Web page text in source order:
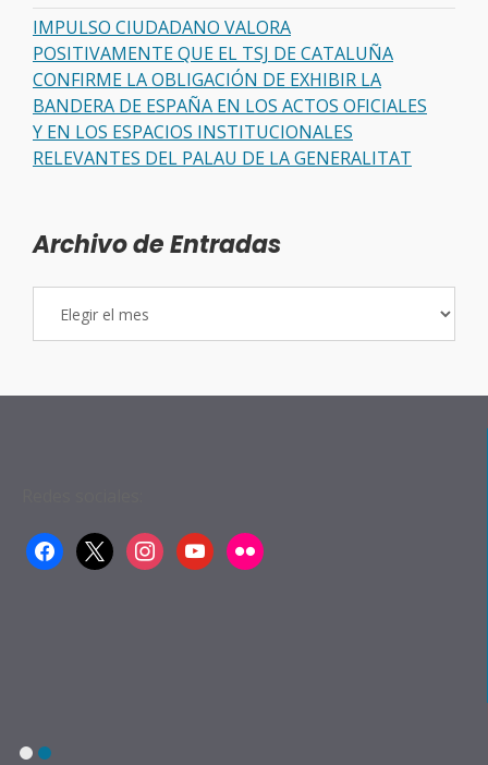
IMPULSO CIUDADANO VALORA
POSITIVAMENTE QUE EL TSJ DE CATALUÑA
CONFIRME LA OBLIGACIÓN DE EXHIBIR LA
BANDERA DE ESPAÑA EN LOS ACTOS OFICIALES
Y EN LOS ESPACIOS INSTITUCIONALES
RELEVANTES DEL PALAU DE LA GENERALITAT
Archivo de Entradas
facebook
x instagramyoutubeflickr
1 2